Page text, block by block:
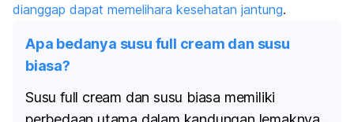
dianggap dapat memelihara kesehatan jantung.
Apa bedanya susu full cream dan susu
biasa?
Susu full cream dan susu biasa memiliki